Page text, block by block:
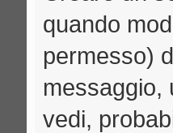
quando
permesso)
messaggio,
vedi,